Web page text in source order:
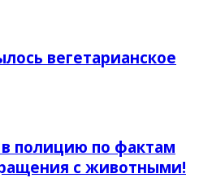
вегетарианское
полицию по фактам
с животными!